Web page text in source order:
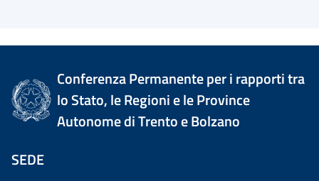
Conferenza Permanente per i rapporti tra
lo Stato, le Regioni e le Province
Autonome di Trento e Bolzano
SEDE